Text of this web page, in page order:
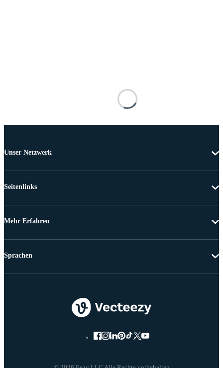
Unser Netzwerk
Seitenlinks
Mehr Erfahren
Sprachen